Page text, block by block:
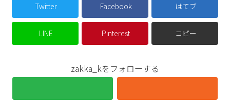
Twitter Facebook はてブ
LINE Pinterest コピー
zakka_kをフォローする